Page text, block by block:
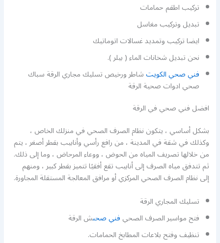
تركيب اطقم حمامات
تبديل وتركيب مغاسل
ايضا تركيب وتمديد غسالات اتوماتيك
نحن تبديل شخانات الماء ( بيلر ).
فني صحي الكويتشاطر ورخيص تسليك مجاري الرقة سباك
صحي ادوات صحية الرقة
افضل فني صحي في الرقة
بشكل أساسي ، يتكون نظام الصرف الصحي في منزلك الخاص ،
وكذلك في شقة في المدينة ، من رافع رأسي وأنابيب بقطر أصغر ، يتم
من خلالها تصريف المياه من الحوض ، ووعاء المرحاض ، وما إلى ذلك.
ثم تتدفق مياه الصرف إلى أنابيب تقع أفقيًا تتميز بقطر كبير ، ومنهم
إلى نظام الصرف الصحي المركزي أو مرافق المعالجة المستقلة المجاورة.
تسليك المجاري الرقة
فتح مواسير الصرف الصحيفني صحىش الرقة
تنظيف وفتح بلاعات المطابخ الحمامات.